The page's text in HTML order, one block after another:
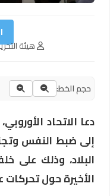
هيئة
حجم الخط:
دعا الاتحاد
إلى ضبط النفس
البلاد، وذلك على
الأخيرة حول